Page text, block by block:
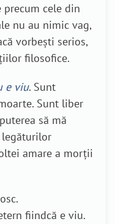
cele din
nu au nimic vag,
vorbești serios,
filosofice.
e viu. Sunt
Sunt liber
să mă
legăturilor
amare a morții
fiindcă e viu.